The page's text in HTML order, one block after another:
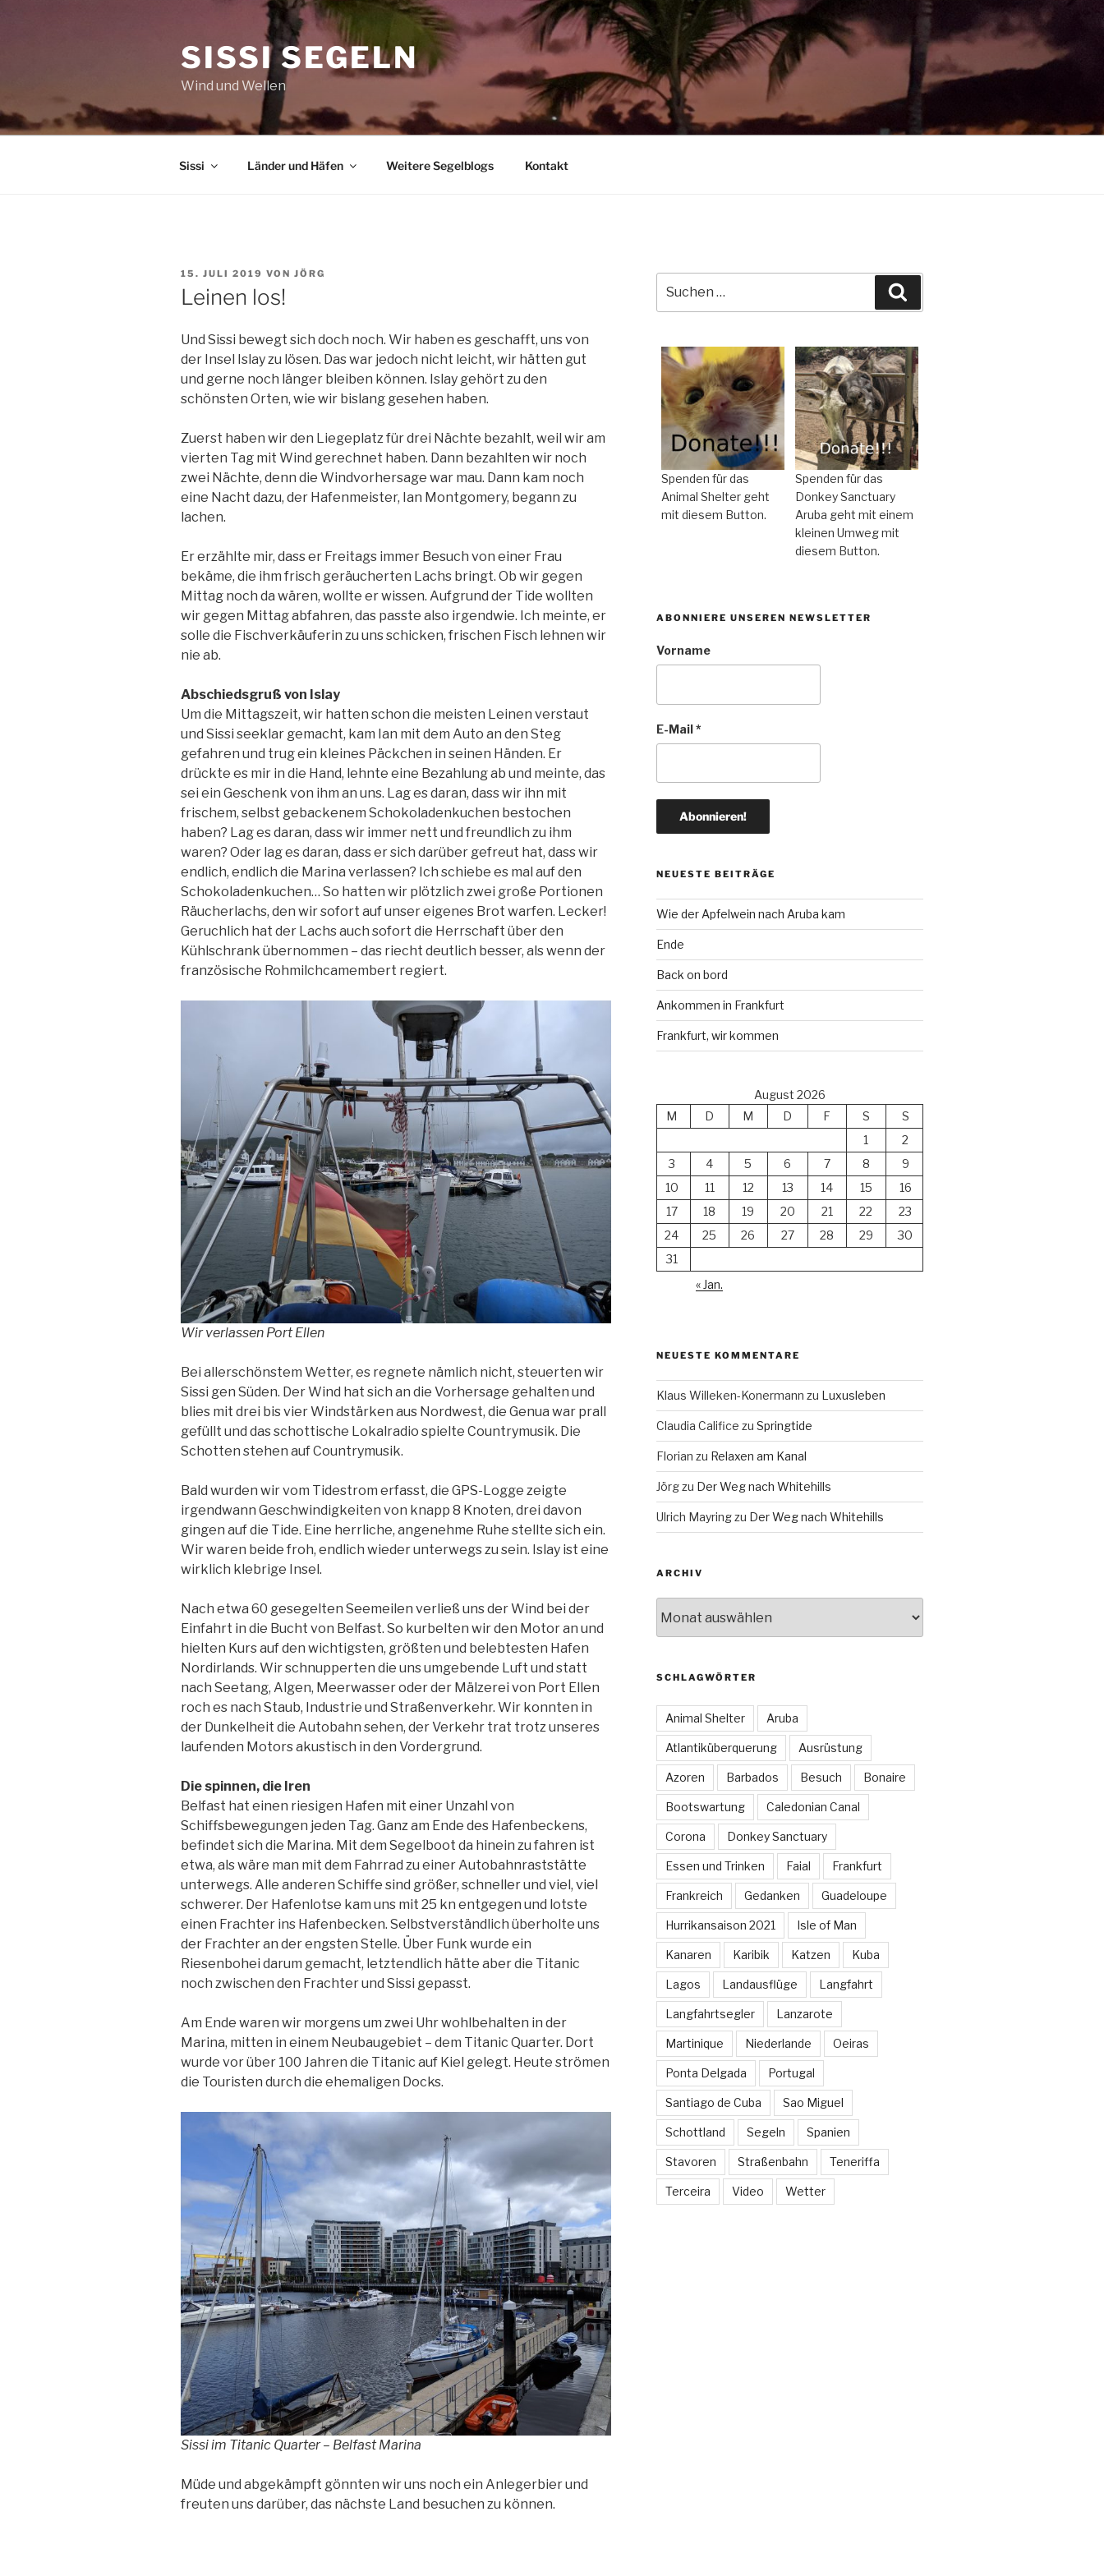
SISSI SEGELN
Wind und Wellen
Sissi Länder und Häfen Weitere Segelblogs Kontakt
VERÖFFENTLICHT
AM
15. JULI 2019 VON JÖRG
Leinen los!
Und Sissi bewegt sich doch noch. Wir haben es geschafft, uns von
der Insel Islay zu lösen. Das war jedoch nicht leicht, wir hätten gut
und gerne noch länger bleiben können. Islay gehört zu den
schönsten Orten, wie wir bislang gesehen haben.
Zuerst haben wir den Liegeplatz für drei Nächte bezahlt, weil wir am
vierten Tag mit Wind gerechnet haben. Dann bezahlten wir noch
zwei Nächte, denn die Windvorhersage war mau. Dann kam noch
eine Nacht dazu, der Hafenmeister, Ian Montgomery, begann zu
lachen.
Er erzählte mir, dass er Freitags immer Besuch von einer Frau
bekäme, die ihm frisch geräucherten Lachs bringt. Ob wir gegen
Mittag noch da wären, wollte er wissen. Aufgrund der Tide wollten
wir gegen Mittag abfahren, das passte also irgendwie. Ich meinte, er
solle die Fischverkäuferin zu uns schicken, frischen Fisch lehnen wir
nie ab.
Abschiedsgruß von Islay
Um die Mittagszeit, wir hatten schon die meisten Leinen verstaut
und Sissi seeklar gemacht, kam Ian mit dem Auto an den Steg
gefahren und trug ein kleines Päckchen in seinen Händen. Er
drückte es mir in die Hand, lehnte eine Bezahlung ab und meinte, das
sei ein Geschenk von ihm an uns. Lag es daran, dass wir ihn mit
frischem, selbst gebackenem Schokoladenkuchen bestochen
haben? Lag es daran, dass wir immer nett und freundlich zu ihm
waren? Oder lag es daran, dass er sich darüber gefreut hat, dass wir
endlich, endlich die Marina verlassen? Ich schiebe es mal auf den
Schokoladenkuchen… So hatten wir plötzlich zwei große Portionen
Räucherlachs, den wir sofort auf unser eigenes Brot warfen. Lecker!
Geruchlich hat der Lachs auch sofort die Herrschaft über den
Kühlschrank übernommen – das riecht deutlich besser, als wenn der
französische Rohmilchcamembert regiert.
Wir verlassen Port Ellen
Bei allerschönstem Wetter, es regnete nämlich nicht, steuerten wir
Sissi gen Süden. Der Wind hat sich an die Vorhersage gehalten und
blies mit drei bis vier Windstärken aus Nordwest, die Genua war prall
gefüllt und das schottische Lokalradio spielte Countrymusik. Die
Schotten stehen auf Countrymusik.
Bald wurden wir vom Tidestrom erfasst, die GPS-Logge zeigte
irgendwann Geschwindigkeiten von knapp 8 Knoten, drei davon
gingen auf die Tide. Eine herrliche, angenehme Ruhe stellte sich ein.
Wir waren beide froh, endlich wieder unterwegs zu sein. Islay ist eine
wirklich klebrige Insel.
Nach etwa 60 gesegelten Seemeilen verließ uns der Wind bei der
Einfahrt in die Bucht von Belfast. So kurbelten wir den Motor an und
hielten Kurs auf den wichtigsten, größten und belebtesten Hafen
Nordirlands. Wir schnupperten die uns umgebende Luft und statt
nach Seetang, Algen, Meerwasser oder der Mälzerei von Port Ellen
roch es nach Staub, Industrie und Straßenverkehr. Wir konnten in
der Dunkelheit die Autobahn sehen, der Verkehr trat trotz unseres
laufenden Motors akustisch in den Vordergrund.
Die spinnen, die Iren
Belfast hat einen riesigen Hafen mit einer Unzahl von
Schiffsbewegungen jeden Tag. Ganz am Ende des Hafenbeckens,
befindet sich die Marina. Mit dem Segelboot da hinein zu fahren ist
etwa, als wäre man mit dem Fahrrad zu einer Autobahnraststätte
unterwegs. Alle anderen Schiffe sind größer, schneller und viel, viel
schwerer. Der Hafenlotse kam uns mit 25 kn entgegen und lotste
einen Frachter ins Hafenbecken. Selbstverständlich überholte uns
der Frachter an der engsten Stelle. Über Funk wurde ein
Riesenbohei darum gemacht, letztendlich hätte aber die Titanic
noch zwischen den Frachter und Sissi gepasst.
Am Ende waren wir morgens um zwei Uhr wohlbehalten in der
Marina, mitten in einem Neubaugebiet – dem Titanic Quarter. Dort
wurde vor über 100 Jahren die Titanic auf Kiel gelegt. Heute strömen
die Touristen durch die ehemaligen Docks.
Sissi im Titanic Quarter – Belfast Marina
Müde und abgekämpft gönnten wir uns noch ein Anlegerbier und
freuten uns darüber, das nächste Land besuchen zu können.
nach:
Spenden für das
Animal Shelter geht
mit diesem Button.
Spenden für das
Donkey Sanctuary
Aruba geht mit einem
kleinen Umweg mit
diesem Button.
ABONNIERE UNSEREN NEWSLETTER
Vorname
E-Mail*
NEUESTE BEITRÄGE
Wie der Apfelwein nach Aruba kam
Ende
Back on bord
Ankommen in Frankfurt
Frankfurt, wir kommen
August 2026
M
D M D F S
S
1
2
3
4 5 6 7 8
9
10
11 12 13 14 15
16
17
18 19 20 21 22
23
24
25 26 27 28 29
30
31
« Jan.
NEUESTE KOMMENTARE
Klaus Willeken-Konermann zu Luxusleben
Claudia Califice zu Springtide
Florian zu Relaxen am Kanal
Jörgzu Der Weg nach Whitehills
Ulrich Mayringzu Der Weg nach Whitehills
ARCHIV
SCHLAGWÖRTER
Animal Shelter Aruba
Atlantiküberquerung Ausrüstung
Azoren Barbados Besuch Bonaire
Bootswartung Caledonian Canal
Corona Donkey Sanctuary
Essen und Trinken Faial Frankfurt
Frankreich Gedanken Guadeloupe
Hurrikansaison 2021 Isle of Man
Kanaren Karibik Katzen Kuba
Lagos Landausflüge Langfahrt
Langfahrtsegler Lanzarote
Martinique Niederlande Oeiras
Ponta Delgada Portugal
Santiago de Cuba Sao Miguel
Schottland Segeln Spanien
Stavoren Straßenbahn Teneriffa
Terceira Video Wetter